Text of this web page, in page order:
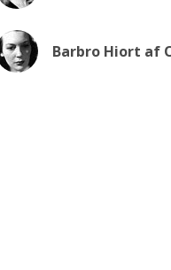
Barbro Hiort af